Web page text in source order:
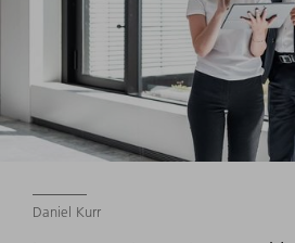
Daniel Kurr